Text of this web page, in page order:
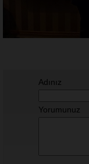
Adınız
Yorumunuz